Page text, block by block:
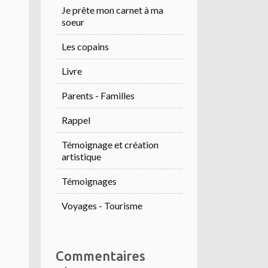
Je prête mon carnet à ma
soeur
Les copains
Livre
Parents - Familles
Rappel
Témoignage et création
artistique
Témoignages
Voyages - Tourisme
Commentaires